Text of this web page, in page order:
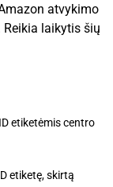
atvykimo
laikytis šių
etiketėmis centro
etiketę, skirtą